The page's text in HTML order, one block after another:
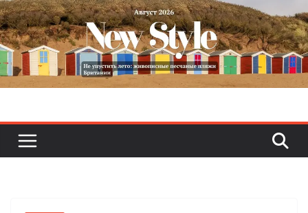
Skip
to
content